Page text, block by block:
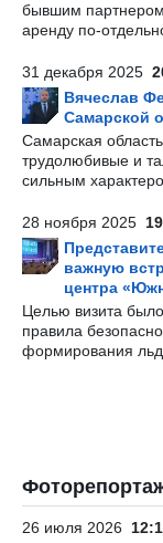
бывшим партнером
аренду по-
31 декабря 2025
Вячеслав
Самарской
Самарская
трудолюбивые и
сильным
28 ноября 2025
важную
центра
Целью визита
правила
формирования
26 июля 2026